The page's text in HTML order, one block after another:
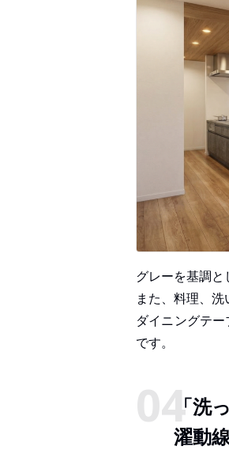
グレーを基調と
また、料理、洗
ダイニングテ
です。
「洗
濯動